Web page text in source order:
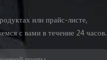
или прайс-листе,
с вами в течение 24 часов.